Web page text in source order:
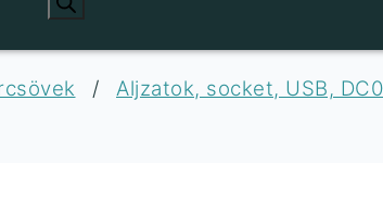
/
Aljzatok, socket, USB,